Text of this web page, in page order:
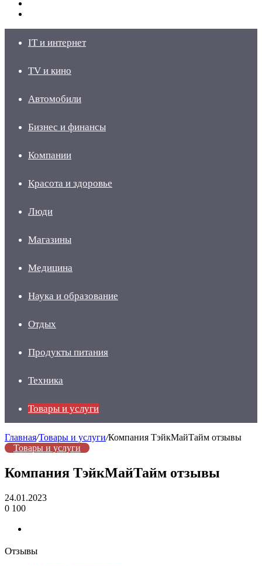
IT и интернет
TV и кино
Автомобили
Бизнес и финансы
Компании
Красота и здоровье
Люди
Магазины
Медицина
Наука и образование
Отдых
Продукты питания
Техника
Товары и услуги
Главная/Товары и услуги/Компания ТэйкМайТайм отзывы
Товары и услуги
Компания ТэйкМайТайм отзывы
24.01.2023
0 100
Отзывы